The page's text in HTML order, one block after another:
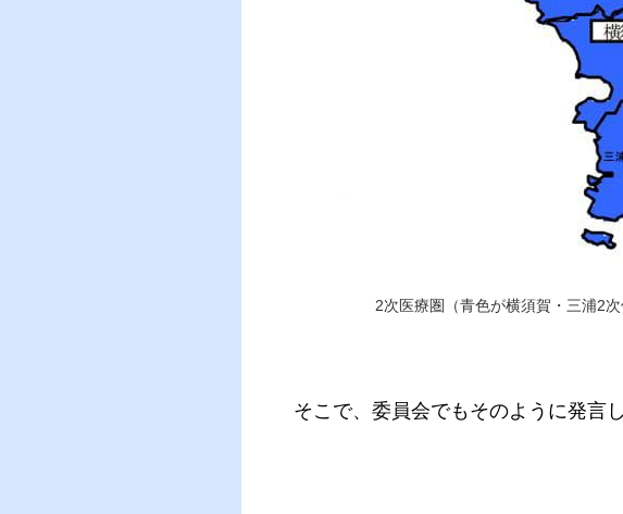
2次医療圏（青色が横須賀・三浦2次
そこで、委員会でもそのように発言